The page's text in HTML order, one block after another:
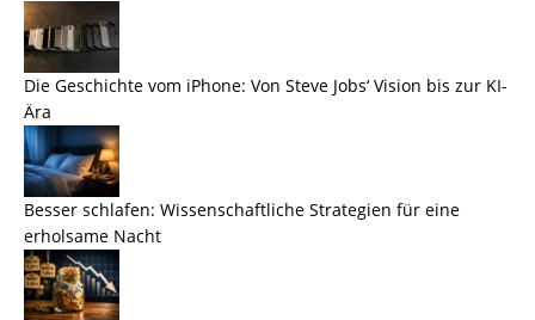
Die Geschichte vom iPhone: Von Steve Jobs‘ Vision bis zur KI-
Ära
Besser schlafen: Wissenschaftliche Strategien für eine
erholsame Nacht